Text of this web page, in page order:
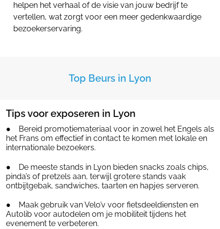
helpen het verhaal of de visie van jouw bedrijf te
vertellen, wat zorgt voor een meer gedenkwaardige
bezoekerservaring.
Top Beurs in Lyon
Tips voor exposeren in Lyon
● Bereid promotiemateriaal voor in zowel het Engels als
het Frans om effectief in contact te komen met lokale en
internationale bezoekers.
● De meeste stands in Lyon bieden snacks zoals chips,
pinda’s of pretzels aan, terwijl grotere stands vaak
ontbijtgebak, sandwiches, taarten en hapjes serveren.
● Maak gebruik van Velo’v voor fietsdeeldiensten en
Autolib voor autodelen om je mobiliteit tijdens het
evenement te verbeteren.